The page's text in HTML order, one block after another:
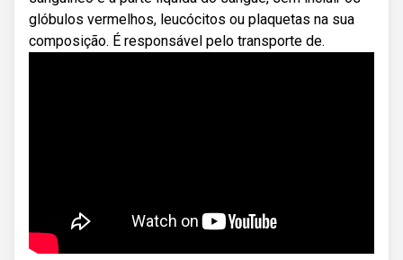
glóbulos vermelhos, leucócitos ou plaquetas na sua
composição. É responsável pelo transporte de.